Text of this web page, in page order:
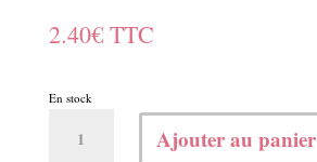
2.40€ TTC
En stock
Ajouter au panier